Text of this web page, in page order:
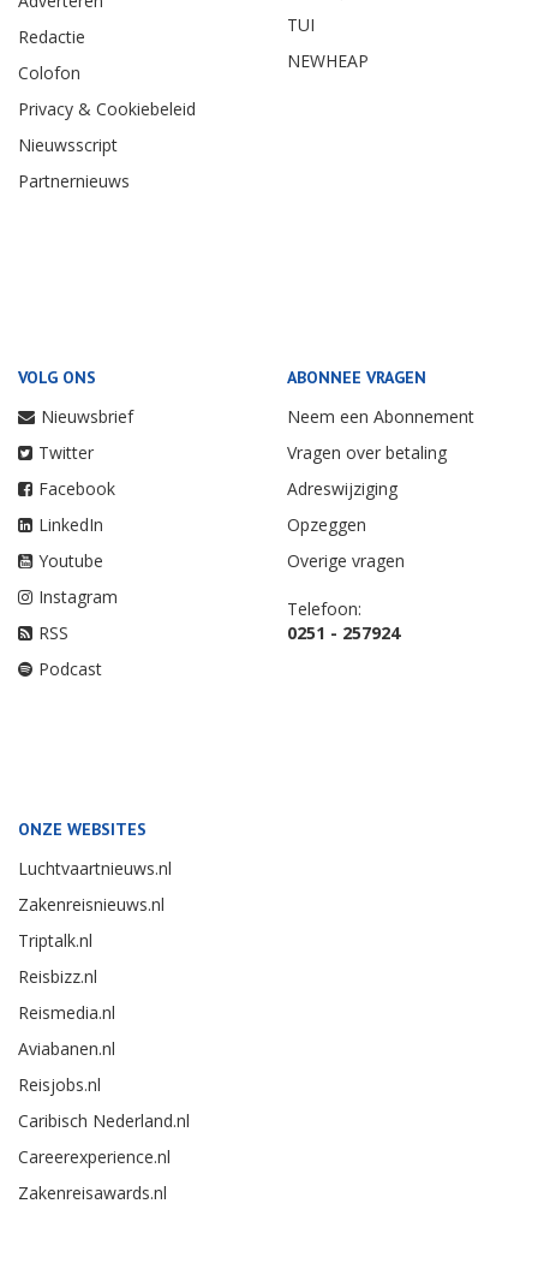
Redactie
Colofon
Privacy & Cookiebeleid
Nieuwsscript
Partnernieuws
TUI
NEWHEAP
VOLG ONS
Nieuwsbrief
Twitter
Facebook
LinkedIn
Youtube
Instagram
RSS
Podcast
ABONNEE VRAGEN
Neem een Abonnement
Vragen over betaling
Adreswijziging
Opzeggen
Overige vragen
Telefoon:
0251 - 257924
ONZE WEBSITES
Luchtvaartnieuws.nl
Zakenreisnieuws.nl
Triptalk.nl
Reisbizz.nl
Reismedia.nl
Aviabanen.nl
Reisjobs.nl
Caribisch Nederland.nl
Careerexperience.nl
Zakenreisawards.nl